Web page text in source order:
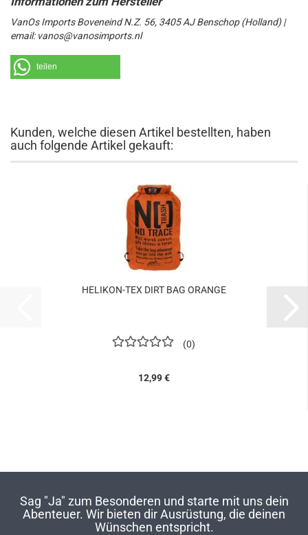
VanOs Imports Boveneind N.Z. 56, 3405 AJ Benschop (Holland) |
email: vanos@vanosimports.nl
teilen
Kunden, welche diesen Artikel bestellten, haben
auch folgende Artikel gekauft:
HELIKON-TEX DIRT BAG ORANGE
0
12,99 €
Sag "Ja" zum Besonderen und starte mit uns dein
Abenteuer. Wir bieten dir Ausrüstung, die deinen
Wünschen entspricht.